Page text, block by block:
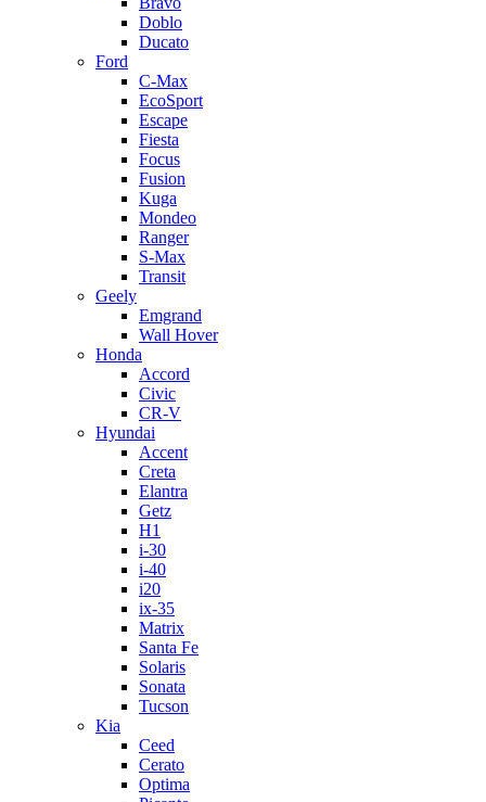
Doblo
Ducato
Ford
C-Max
EcoSport
Escape
Fiesta
Focus
Fusion
Kuga
Mondeo
Ranger
S-Max
Transit
Geely
Emgrand
Wall Hover
Honda
Accord
Civic
CR-V
Hyundai
Accent
Creta
Elantra
Getz
H1
i-30
i-40
i20
ix-35
Matrix
Santa Fe
Solaris
Sonata
Tucson
Kia
Ceed
Cerato
Optima